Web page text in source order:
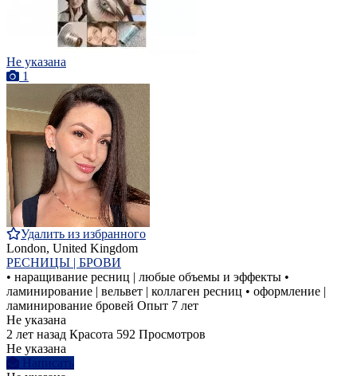
Не указана
1
Удалить из избранного
London, United Kingdom
РЕСНИЦЫ | БРОВИ
• наращивание ресниц | любые объемы и эффекты •
ламинирование | вельвет | коллаген ресниц • оформление |
ламинирование бровей Опыт 7 лет
Не указана
2 лет назад Красота 592 Просмотров
Не указана
Написать